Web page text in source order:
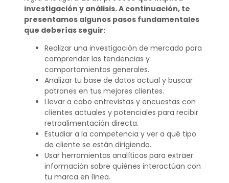
investigación y análisis. A continuación, te
presentamos algunos pasos fundamentales
que deberías seguir:
Realizar una investigación de mercado para
comprender las tendencias y
comportamientos generales.
Analizar tu base de datos actual y buscar
patrones en tus mejores clientes.
Llevar a cabo entrevistas y encuestas con
clientes actuales y potenciales para recibir
retroalimentación directa.
Estudiar a la competencia y ver a qué tipo
de cliente se están dirigiendo.
Usar herramientas analíticas para extraer
información sobre quiénes interactúan con
tu marca en línea.